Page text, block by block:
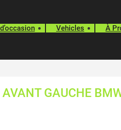
Vehicles À
GAUCHE